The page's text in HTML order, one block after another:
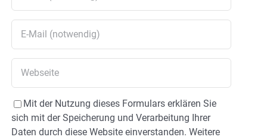
Mit der Nutzung dieses Formulars erklären Sie
sich mit der Speicherung und Verarbeitung Ihrer
Daten durch diese Website einverstanden. Weitere